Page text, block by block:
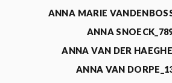
ANNA MARIE
ANNA
ANNA VAN DER
ANNA VAN